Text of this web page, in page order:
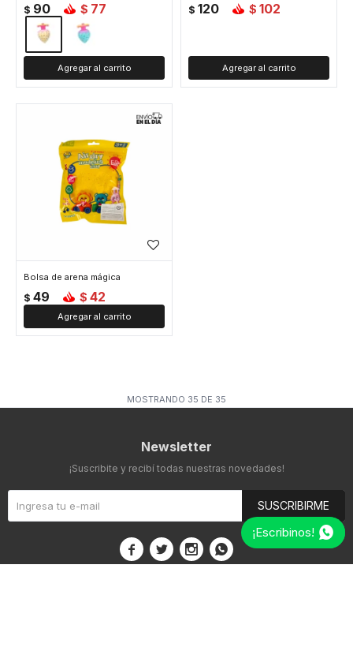
$ 90 $ 77 $ 120 $ 102
Bolsa de arena mágica
$ 49 $ 42
MOSTRANDO 35 DE 35
Newsletter
¡Suscribite y recibí todas nuestras novedades!
SUSCRIBIRME
   
¡Escribinos!